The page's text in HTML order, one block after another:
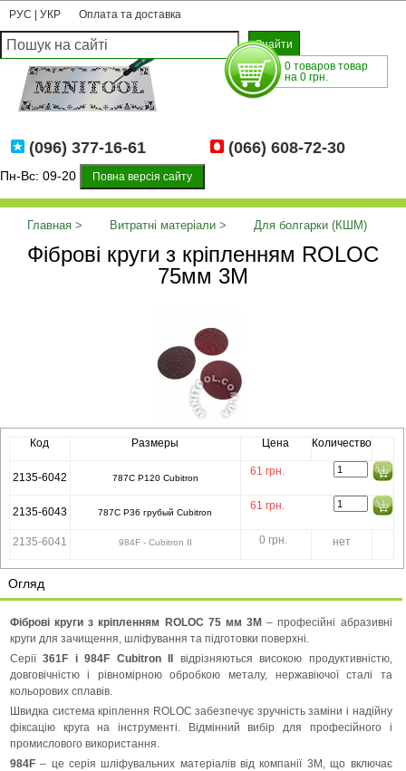
РУС УКР Оплата та доставка
0 товаров товар
на 0 грн.
(096) 377-16-61 (066) 608-72-30
Пн-Вс: 09-20 Повна версія сайту
Главная Витратні матеріали
Для болгарки (КШМ)
Фіброві круги з кріпленням ROLOC 75мм 3М
Фіброві круги з кріпленням ROLOC
75мм 3М
Код Размеры Цена Количество
2135-6042 787C P120 Cubitron
61 грн.
2135-6043 787С P36 грубый Cubitron
61 грн.
2135-6041 984F - Cubitron II 0 грн. нет
Огляд
Фіброві круги з кріпленням ROLOC 75 мм 3M– професійні абразивні
круги для зачищення, шліфування та підготовки поверхні.
Серії361F і 984F Cubitron II відрізняються високою продуктивністю,
довговічністю і рівномірною обробкою металу, нержавіючої сталі та
кольорових сплавів.
Швидка система кріплення ROLOC забезпечує зручність заміни і надійну
фіксацію круга на інструменті. Відмінний вибір для професійного і
промислового використання.
984F– це серія шліфувальних матеріалів від компанії 3M, що включає